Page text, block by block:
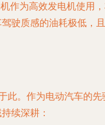
作为高效发电机使用
驶质感的油耗极低，且
此。作为电动汽车的先
续深耕：